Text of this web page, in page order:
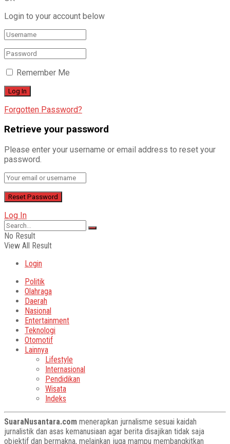
Login to your account below
Remember Me
Forgotten Password?
Retrieve your password
Please enter your username or email address to reset your
password.
Log In
No Result
View All Result
Login
Politik
Olahraga
Daerah
Nasional
Entertainment
Teknologi
Otomotif
Lainnya
Lifestyle
Internasional
Pendidikan
Wisata
Indeks
SuaraNusantara.com menerapkan jurnalisme sesuai kaidah
jurnalistik dan asas kemanusiaan agar berita disajikan tidak saja
objektif dan bermakna, melainkan juga mampu membangkitkan